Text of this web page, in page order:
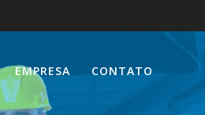
EMPRESA CONTATO